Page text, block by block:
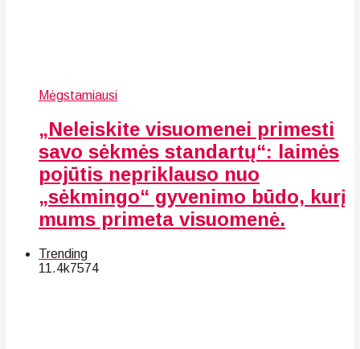
Mėgstamiausi
„Neleiskite visuomenei primesti
savo sėkmės standartų“: laimės
pojūtis nepriklauso nuo
„sėkmingo“ gyvenimo būdo, kurį
mums primeta visuomenė.
Trending
11.4k7574